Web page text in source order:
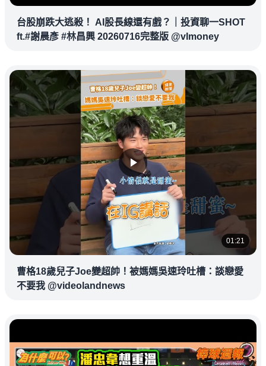
台股崩跌大逃殺！ AI股長線還有戲？｜投資聊一SHOT
ft.#謝晨彥 #林昌興 20260716完整版 @vlmoney
01:21
曹格18歲兒子Joe變超帥！被媽媽吳速玲吐槽：談戀愛
不要我 @videolandnews